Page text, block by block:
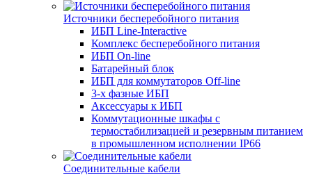
Источники бесперебойного питания
ИБП Line-Interactive
Комплекс бесперебойного питания
ИБП On-line
Батарейный блок
ИБП для коммутаторов Off-line
3-х фазные ИБП
Аксессуары к ИБП
Коммутационные шкафы с
термостабилизацией и резервным питанием
в промышленном исполнении IP66
Соединительные кабели